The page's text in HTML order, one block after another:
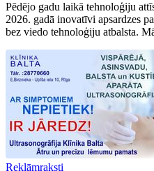
Pēdējo gadu laikā tehnoloģiju
2026. gadā inovatīvi apsardzes
bez viedo tehnoloģiju atbalsta.
Reklāmraksti